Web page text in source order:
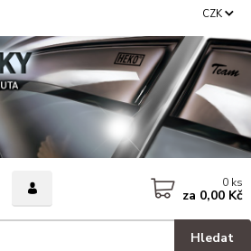
CZK
Hledat
0 ks
za 0,00 Kč